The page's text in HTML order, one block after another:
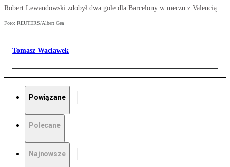
Robert Lewandowski zdobył dwa gole dla Barcelony w meczu z Valencią
Foto: REUTERS/Albert Gea
Tomasz Wacławek
Powiązane
Polecane
Najnowsze